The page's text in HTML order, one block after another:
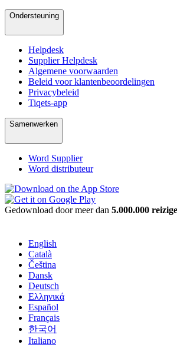
Ondersteuning
Helpdesk
Supplier Helpdesk
Algemene voorwaarden
Beleid voor klantenbeoordelingen
Privacybeleid
Tiqets-app
Samenwerken
Word Supplier
Word distributeur
Gedownload door meer dan 5.000.000
English
Català
Čeština
Dansk
Deutsch
Ελληνικά
Español
Français
한국어
Italiano